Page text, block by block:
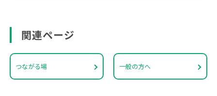
関連ページ
つながる場 一般の方へ